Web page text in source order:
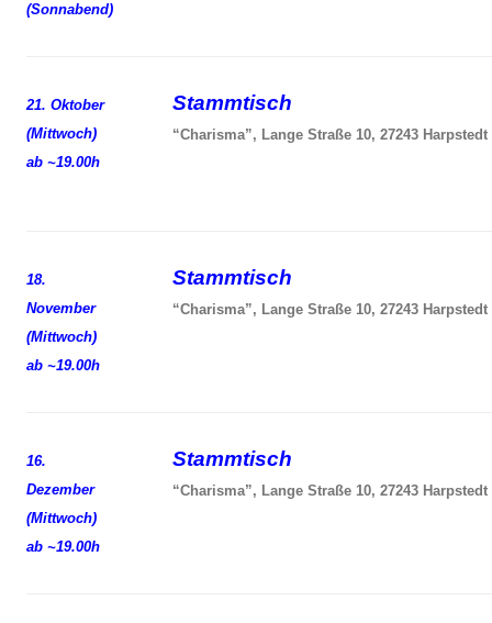
(Sonnabend)
21. Oktober
(Mittwoch)
ab ~19.00h
Stammtisch
“Charisma”, Lange Straße 10, 27243 Harpstedt
18.
November
(Mittwoch)
ab ~19.00h
Stammtisch
“Charisma”, Lange Straße 10, 27243 Harpstedt
16.
Dezember
(Mittwoch)
ab ~19.00h
Stammtisch
“Charisma”, Lange Straße 10, 27243 Harpstedt